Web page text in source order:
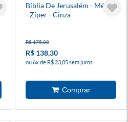
Bíblia De Jerusalém - Média
- Zíper - Cinza
R$ 175,00
R$ 138,30
ou 6x de R$ 23,05 sem juros